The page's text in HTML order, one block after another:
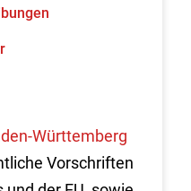
Württemberg
Vorschriften